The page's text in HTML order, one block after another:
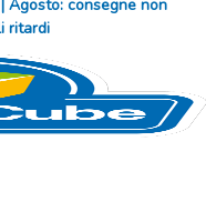
Agosto: consegne non
ritardi